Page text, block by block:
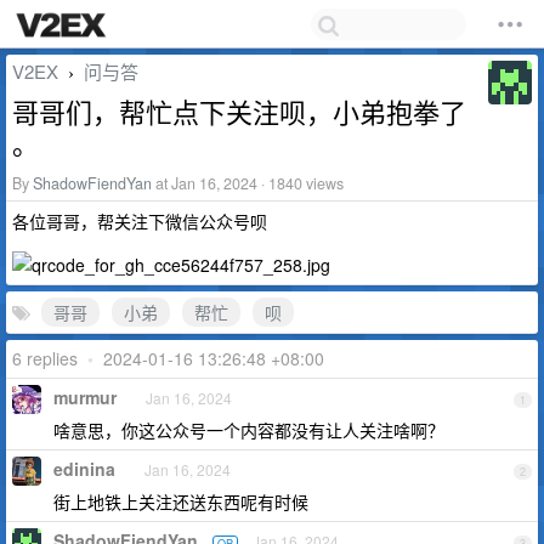
V2EX › 问与答
哥哥们，帮忙点下关注呗，小弟抱拳了
。
ByShadowFiendYan at Jan 16, 2024 · 1840 views
各位哥哥，帮关注下微信公众号呗
哥哥 小弟 帮忙
呗
6 replies • 2024-01-16 13:26:48 +08:00
1
murmur Jan 16, 2024
啥意思，你这公众号一个内容都没有让人关注啥啊？
2
edinina Jan 16, 2024
街上地铁上关注还送东西呢有时候